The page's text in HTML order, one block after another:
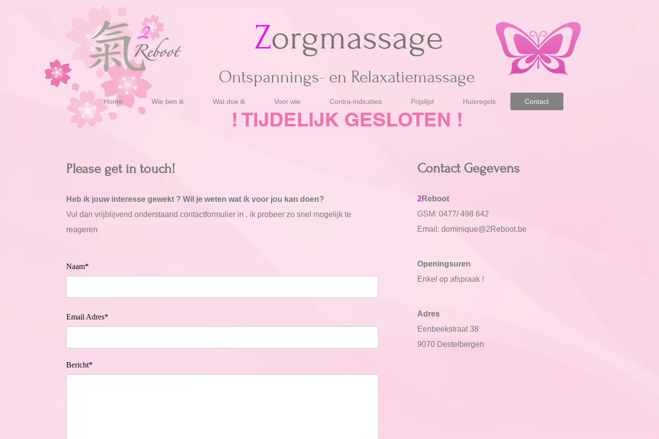
Zorgmassage
Ontspannings- en Relaxatiemassage
! TIJDELIJK GESLOTEN !
Home Wie ben ik Wat doe ik Voor wie Contra-indicaties Prijslijst Huisregels Contact
Please get in touch!
Heb ik jouw interesse gewekt ? Wil je weten wat ik voor jou kan doen?
Vul dan vrijblijvend onderstaand contactformulier in , ik probeer zo snel mogelijk te
reageren
Naam*
Email Adres*
Bericht*
Contact Gegevens
2Reboot
GSM: 0477/ 498 642
Email: dominique@2Reboot.be
Openingsuren
Enkel op afspraak !
Adres
Eenbeekstraat 38
9070 Destelbergen